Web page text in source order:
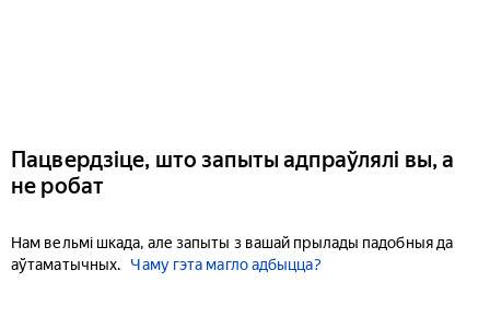
Пацвердзіце, што запыты адпраўлялі вы, а
не робат
Нам вельмі шкада, але запыты з вашай прылады падобныя да
аўтаматычных.
Чаму гэта магло адбыцца?